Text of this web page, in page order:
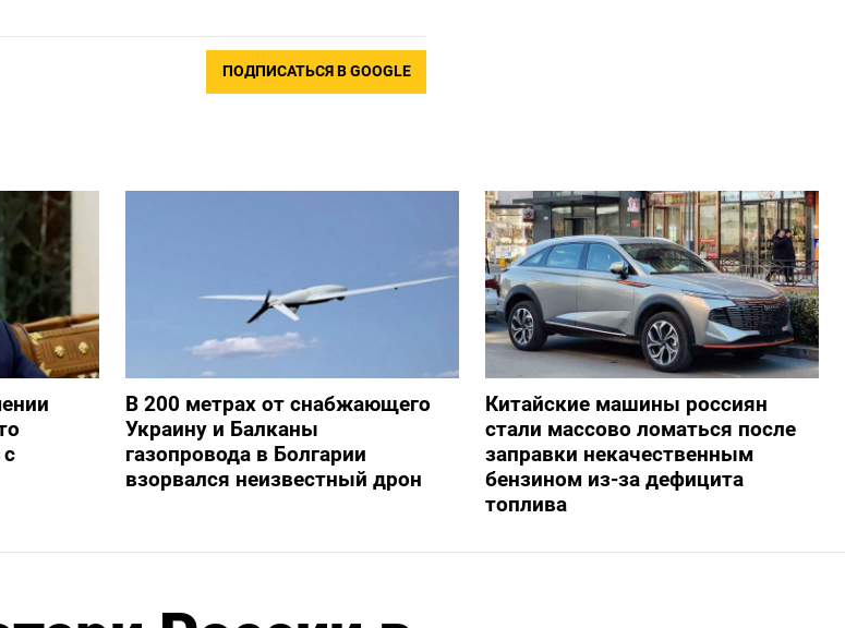
ПОДПИСАТЬСЯ В GOOGLE
В 200 метрах от снабжающего
Украину и Балканы
газопровода в Болгарии
взорвался неизвестный дрон
Китайские машины россиян
стали массово ломаться после
заправки некачественным
бензином из-за дефицита
топлива